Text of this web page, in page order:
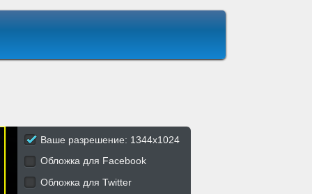
Ваше разрешение: 1344x1024
Обложка для Facebook
Обложка для Twitter